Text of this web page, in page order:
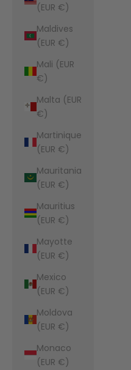
(EUR €)
Maldives
(EUR €)
Mali (EUR
€)
Malta (EUR
€)
Martinique
(EUR €)
Mauritania
(EUR €)
Mauritius
(EUR €)
Mayotte
(EUR €)
Mexico
(EUR €)
Moldova
(EUR €)
Monaco
(EUR €)